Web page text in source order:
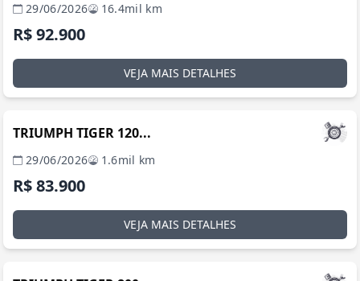
29/06/2026 16.4mil km
R$ 92.900
VEJA MAIS DETALHES
TRIUMPH TIGER 120...
29/06/2026 1.6mil km
R$ 83.900
VEJA MAIS DETALHES